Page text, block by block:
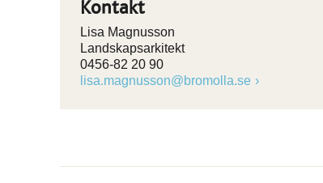
Kontakt
Lisa Magnusson
Landskapsarkitekt
0456-82 20 90
lisa.magnusson@bromolla.se